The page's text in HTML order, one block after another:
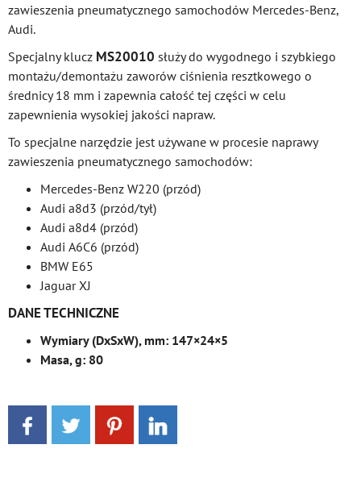
zawieszenia pneumatycznego samochodów Mercedes-Benz,
Audi.
Specjalny klucz MS20010 służy do wygodnego i szybkiego
montażu/demontażu zaworów ciśnienia resztkowego o
średnicy 18 mm i zapewnia całość tej części w celu
zapewnienia wysokiej jakości napraw.
To specjalne narzędzie jest używane w procesie naprawy
zawieszenia pneumatycznego samochodów:
Mercedes-Benz W220 (przód)
Audi a8d3 (przód/tył)
Audi a8d4 (przód)
Audi A6C6 (przód)
BMW E65
Jaguar XJ
DANE TECHNICZNE
Wymiary (DxSxW), mm: 147×24×5
Masa, g: 80